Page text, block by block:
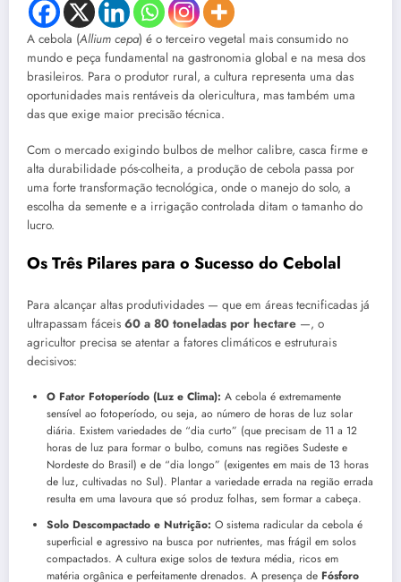
A cebola (Allium cepa) é o terceiro vegetal mais consumido no
mundo e peça fundamental na gastronomia global e na mesa dos
brasileiros. Para o produtor rural, a cultura representa uma das
oportunidades mais rentáveis da olericultura, mas também uma
das que exige maior precisão técnica.
Com o mercado exigindo bulbos de melhor calibre, casca firme e
alta durabilidade pós-colheita, a produção de cebola passa por
uma forte transformação tecnológica, onde o manejo do solo, a
escolha da semente e a irrigação controlada ditam o tamanho do
lucro.
Os Três Pilares para o Sucesso do Cebolal
Para alcançar altas produtividades — que em áreas tecnificadas já
ultrapassam fáceis 60 a 80 toneladas por hectare —, o
agricultor precisa se atentar a fatores climáticos e estruturais
decisivos:
O Fator Fotoperíodo (Luz e Clima): A cebola é extremamente
sensível ao fotoperíodo, ou seja, ao número de horas de luz solar
diária. Existem variedades de “dia curto” (que precisam de 11 a 12
horas de luz para formar o bulbo, comuns nas regiões Sudeste e
Nordeste do Brasil) e de “dia longo” (exigentes em mais de 13 horas
de luz, cultivadas no Sul). Plantar a variedade errada na região errada
resulta em uma lavoura que só produz folhas, sem formar a cabeça.
Solo Descompactado e Nutrição: O sistema radicular da cebola é
superficial e agressivo na busca por nutrientes, mas frágil em solos
compactados. A cultura exige solos de textura média, ricos em
matéria orgânica e perfeitamente drenados. A presença de Fósforo